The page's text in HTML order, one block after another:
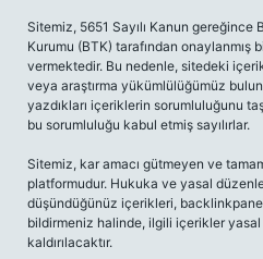
Sitemiz, 5651 Sayılı Kanun
Kurumu (BTK) tarafından onaylanmış
vermektedir. Bu nedenle, sitedeki
veya araştırma yükümlülüğümüz
yazdıkları içeriklerin sorumluluğunu
bu sorumluluğu kabul etmiş sayılırlar.
Sitemiz, kar amacı gütmeyen ve
platformudur. Hukuka ve yasal
düşündüğünüz içerikleri,
bildirmeniz halinde, ilgili içerikler
kaldırılacaktır.